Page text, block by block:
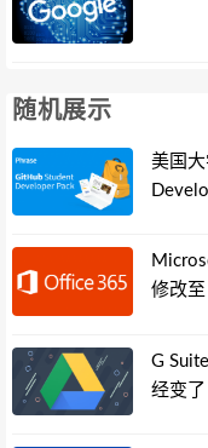
随机展示
美国
修改
G
经变了